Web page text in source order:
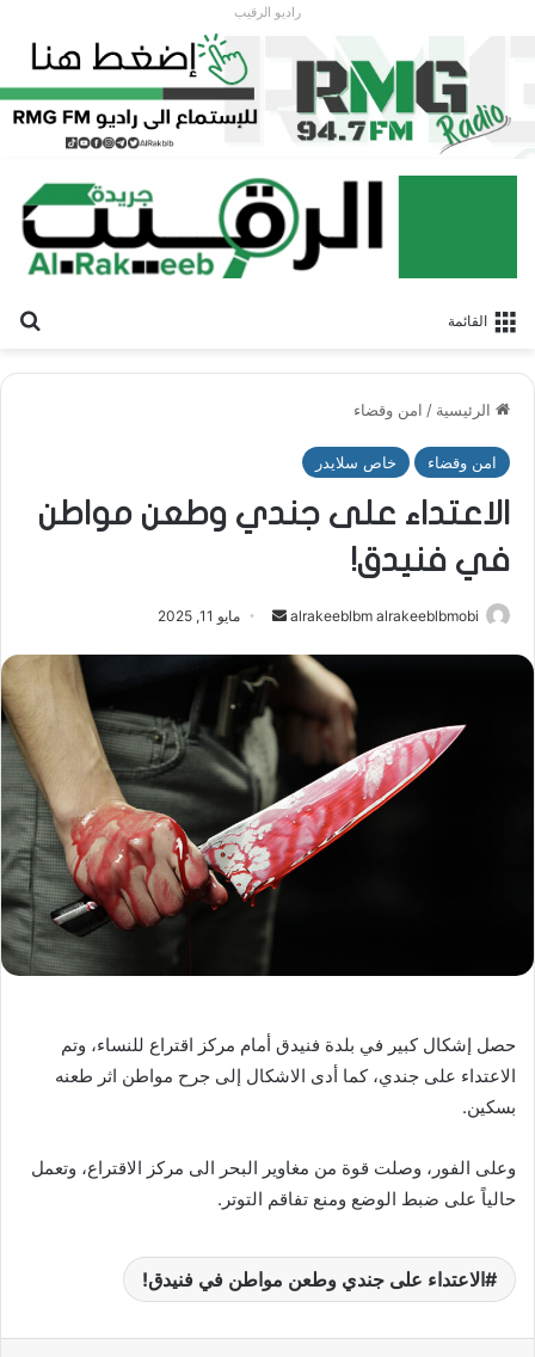
راديو الرقيب
القائمة
الرئيسية / امن وقضاء
امن وقضاء خاص سلايدر
الاعتداء على جندي وطعن مواطن
في فنيدق!
alrakeeblbm alrakeeblbmobi
أرسل
إلكترونيا
مايو 11, 2025
حصل إشكال كبير في بلدة فنيدق أمام مركز اقتراع للنساء، وتم
الاعتداء على جندي، كما أدى الاشكال إلى جرح مواطن اثر طعنه
بسكين.
وعلى الفور، وصلت قوة من مغاوير البحر الى مركز الاقتراع، وتعمل
حالياً على ضبط الوضع ومنع تفاقم التوتر.
الاعتداء على جندي وطعن مواطن في فنيدق!